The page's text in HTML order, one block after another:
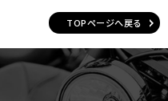
TOPページへ戻る